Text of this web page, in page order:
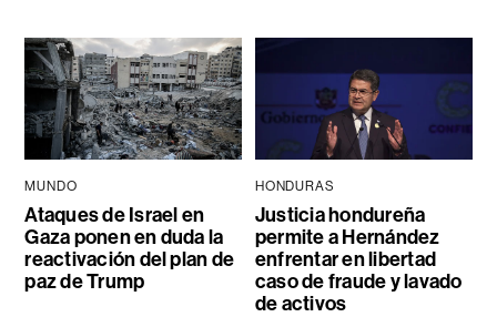
MUNDO
Ataques de Israel en
Gaza ponen en duda la
reactivación del plan de
paz de Trump
HONDURAS
Justicia hondureña
permite a Hernández
enfrentar en libertad
caso de fraude y lavado
de activos